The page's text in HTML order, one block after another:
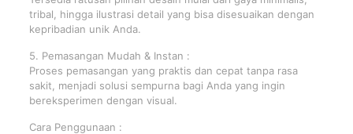
tribal, hingga ilustrasi detail yang bisa disesuaikan dengan
kepribadian unik Anda.
5. Pemasangan Mudah & Instan :
Proses pemasangan yang praktis dan cepat tanpa rasa
sakit, menjadi solusi sempurna bagi Anda yang ingin
bereksperimen dengan visual.
Cara Penggunaan :